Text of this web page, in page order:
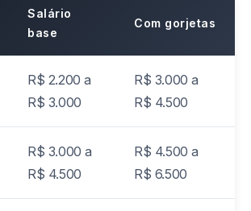
Salário
base
Com gorjetas
R$ 2.200 a
R$ 3.000
R$ 3.000 a
R$ 4.500
R$ 3.000 a
R$ 4.500
R$ 4.500 a
R$ 6.500